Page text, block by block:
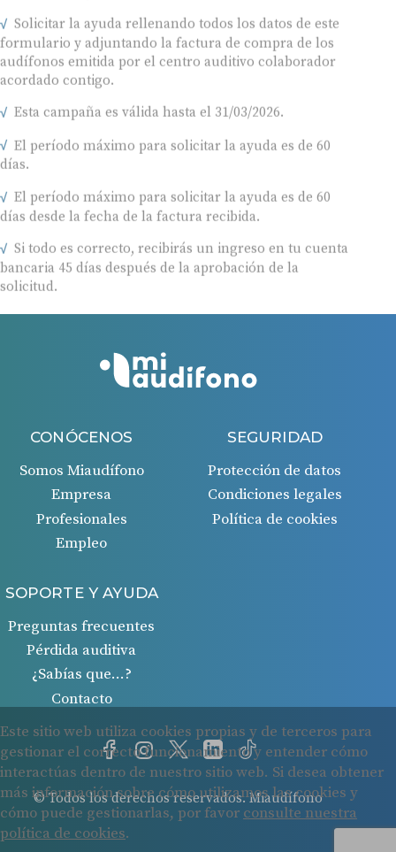
Solicitar la ayuda rellenando todos los datos de este
formulario y adjuntando la factura de compra de los
audífonos emitida por el centro auditivo colaborador
acordado contigo.
Esta campaña es válida hasta el 31/03/2026.
El período máximo para solicitar la ayuda es de 60
días.
El período máximo para solicitar la ayuda es de 60
días desde la fecha de la factura recibida.
Si todo es correcto, recibirás un ingreso en tu cuenta
bancaria 45 días después de la aprobación de la
solicitud.
© Todos los derechos reservados. Miaudífono
CONÓCENOS
Somos Miaudífono
Empresa
Profesionales
Empleo
SEGURIDAD
Protección de datos
Condiciones legales
Política de cookies
SOPORTE Y AYUDA
Preguntas frecuentes
Pérdida auditiva
¿Sabías que…?
Contacto